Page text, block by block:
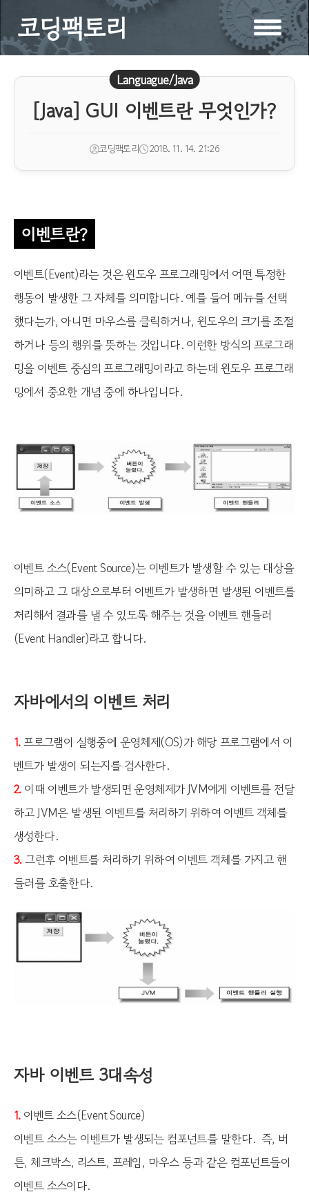
코딩팩토리
Languague/Java
[Java] GUI 이벤트란 무엇인가?
코딩팩토리 2018. 11. 14. 21:26
이벤트란?
이벤트(Event)라는 것은 윈도우 프로그래밍에서 어떤 특정한
행동이 발생한 그 자체를 의미합니다. 예를 들어 메뉴를 선택
했다는가, 아니면 마우스를 클릭하거나, 윈도우의 크기를 조절
하거나 등의 행위를 뜻하는 것입니다. 이런한 방식의 프로그래
밍을 이벤트 중심의 프로그래밍이라고 하는데 윈도우 프로그래
밍에서 중요한 개념 중에 하나입니다.
이벤트 소스(Event Source)는 이벤트가 발생할 수 있는 대상을
의미하고 그 대상으로부터 이벤트가 발생하면 발생된 이벤트를
처리해서 결과를 낼 수 있도록 해주는 것을 이벤트 핸들러
(Event Handler)라고 합니다.
자바에서의 이벤트 처리
1.프로그램이 실행중에 운영체제(OS)가 해당 프로그램에서 이
벤트가 발생이 되는지를 검사한다.
2.이때 이벤트가 발생되면 운영체제가 JVM에게 이벤트를 전달
하고 JVM은 발생된 이벤트를 처리하기 위하여 이벤트 객체를
생성한다.
3.그런후 이벤트를 처리하기 위하여 이벤트 객체를 가지고 핸
들러를 호출한다.
자바 이벤트 3대속성
1. 이벤트 소스(Event Source)
이벤트 소스는 이벤트가 발생되는 컴포넌트를 말한다. 즉, 버
튼, 체크박스, 리스트, 프레임, 마우스 등과 같은 컴포넌트들이
이벤트 소스이다.